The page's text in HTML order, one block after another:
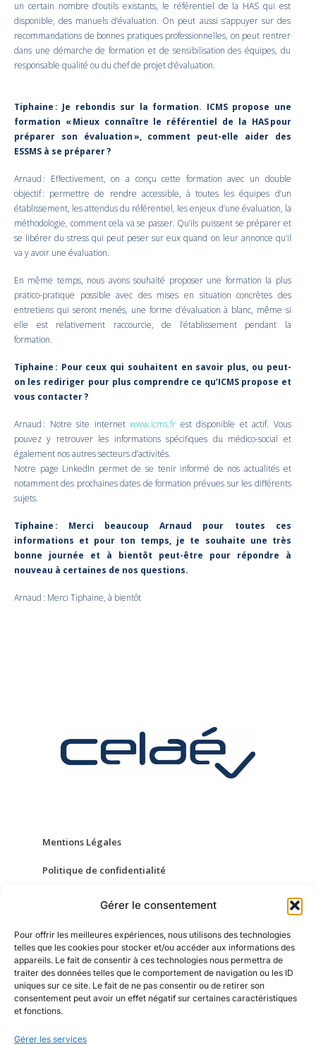
Gérer le consentement
Pour offrir les meilleures expériences, nous utilisons des technologies
telles que les cookies pour stocker et/ou accéder aux informations des
appareils. Le fait de consentir à ces technologies nous permettra de
traiter des données telles que le comportement de navigation ou les ID
uniques sur ce site. Le fait de ne pas consentir ou de retirer son
consentement peut avoir un effet négatif sur certaines caractéristiques
et fonctions.
Gérer les services
un certain nombre d’outils existants, le référentiel de la HAS qui est
disponible, des manuels d’évaluation. On peut aussi s’appuyer sur des
recommandations de bonnes pratiques professionnelles, on peut rentrer
dans une démarche de formation et de sensibilisation des équipes, du
responsable qualité ou du chef de projet d’évaluation.
Tiphaine : Je rebondis sur la formation. ICMS propose une
formation « Mieux connaître le référentiel de la HAS pour
préparer son évaluation », comment peut-elle aider des
ESSMS à se préparer ?
Arnaud : Effectivement, on a conçu cette formation avec un double
objectif : permettre de rendre accessible, à toutes les équipes d’un
établissement, les attendus du référentiel, les enjeux d’une évaluation, la
méthodologie, comment cela va se passer. Qu’ils puissent se préparer et
se libérer du stress qui peut peser sur eux quand on leur annonce qu’il
va y avoir une évaluation.
En même temps, nous avons souhaité proposer une formation la plus
pratico-pratique possible avec des mises en situation concrètes des
entretiens qui seront menés, une forme d’évaluation à blanc, même si
elle est relativement raccourcie, de l’établissement pendant la
formation.
Tiphaine : Pour ceux qui souhaitent en savoir plus, ou peut-
on les rediriger pour plus comprendre ce qu’ICMS propose et
vous contacter ?
Arnaud : Notre site internetwww.icms.fr est disponible et actif. Vous
pouvez y retrouver les informations spécifiques du médico-social et
également nos autres secteurs d’activités.
Notre page LinkedIn permet de se tenir informé de nos actualités et
notamment des prochaines dates de formation prévues sur les différents
sujets.
Tiphaine : Merci beaucoup Arnaud pour toutes ces
informations et pour ton temps, je te souhaite une très
bonne journée et à bientôt peut-être pour répondre à
nouveau à certaines de nos questions.
Arnaud : Merci Tiphaine, à bientôt
Mentions Légales
Politique de confidentialité
Conditions Générales de Vente
À propos de CELAÉ
FAQ